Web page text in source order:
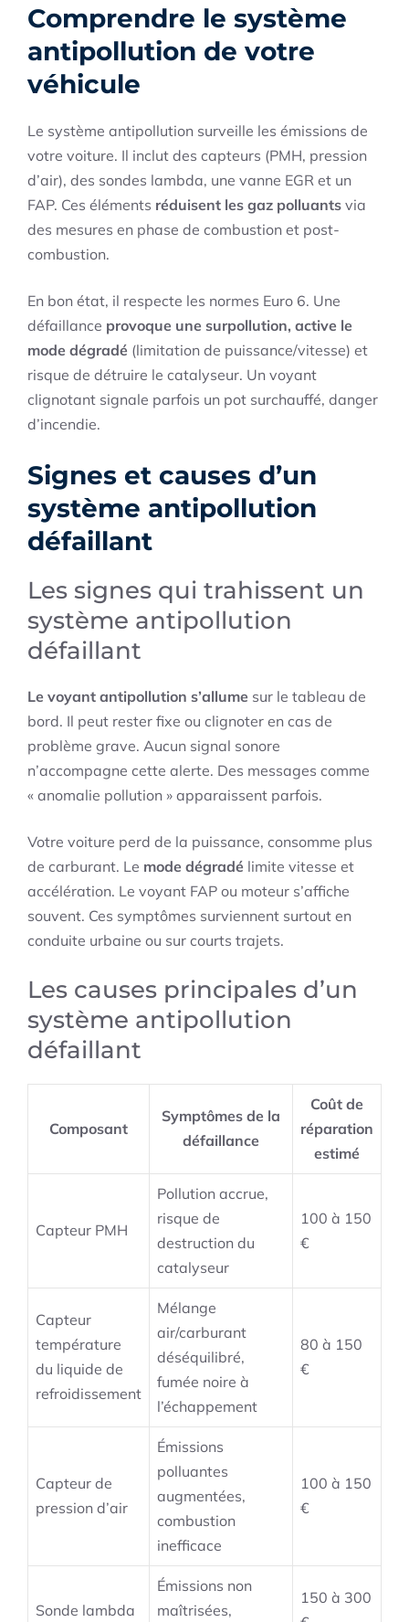
Comprendre le système
antipollution de votre
véhicule
Le système antipollution surveille les émissions de
votre voiture. Il inclut des capteurs (PMH, pression
d’air), des sondes lambda, une vanne EGR et un
FAP. Ces éléments réduisent les gaz polluants via
des mesures en phase de combustion et post-
combustion.
En bon état, il respecte les normes Euro 6. Une
défaillance provoque une surpollution, active le
mode dégradé (limitation de puissance/vitesse) et
risque de détruire le catalyseur. Un voyant
clignotant signale parfois un pot surchauffé, danger
d’incendie.
Signes et causes d’un
système antipollution
défaillant
Les signes qui trahissent un
système antipollution
défaillant
Le voyant antipollution s’allume sur le tableau de
bord. Il peut rester fixe ou clignoter en cas de
problème grave. Aucun signal sonore
n’accompagne cette alerte. Des messages comme
« anomalie pollution » apparaissent parfois.
Votre voiture perd de la puissance, consomme plus
de carburant. Le mode dégradé limite vitesse et
accélération. Le voyant FAP ou moteur s’affiche
souvent. Ces symptômes surviennent surtout en
conduite urbaine ou sur courts trajets.
Les causes principales d’un
système antipollution
défaillant
Composant
Symptômes de la
défaillance
Coût de
réparation
estimé
Capteur PMH
Pollution accrue,
risque de
destruction du
catalyseur
100 à 150
€
Capteur
température
du liquide de
refroidissement
Mélange
air/carburant
déséquilibré,
fumée noire à
l’échappement
80 à 150
€
Capteur de
pression d’air
Émissions
polluantes
augmentées,
combustion
inefficace
100 à 150
€
Sonde lambda
Émissions non
maîtrisées,
150 à 300